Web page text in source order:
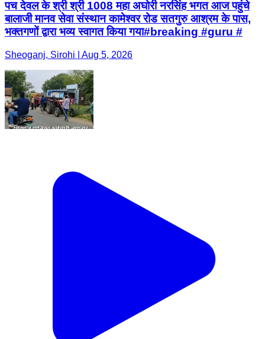
पच देवल के श्री श्री 1008 महा अघोरी नरसिंह भगत आज पहुंचे
बालाजी मानव सेवा संस्थान कामेश्वर रोड सतगुरु आश्रम के पास,
भक्तगणों द्वारा भव्य स्वागत किया गया#breaking #guru #
Sheoganj, Sirohi | Aug 5, 2026